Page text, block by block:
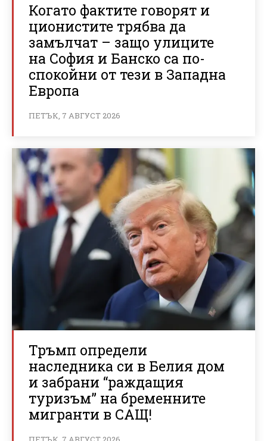
Когато фактите говорят и
ционистите трябва да
замълчат – защо улиците
на София и Банско са по-
спокойни от тези в Западна
Европа
ПЕТЪК, 7 АВГУСТ 2026
Тръмп определи
наследника си в Белия дом
и забрани “раждащия
туризъм” на бременните
мигранти в САЩ!